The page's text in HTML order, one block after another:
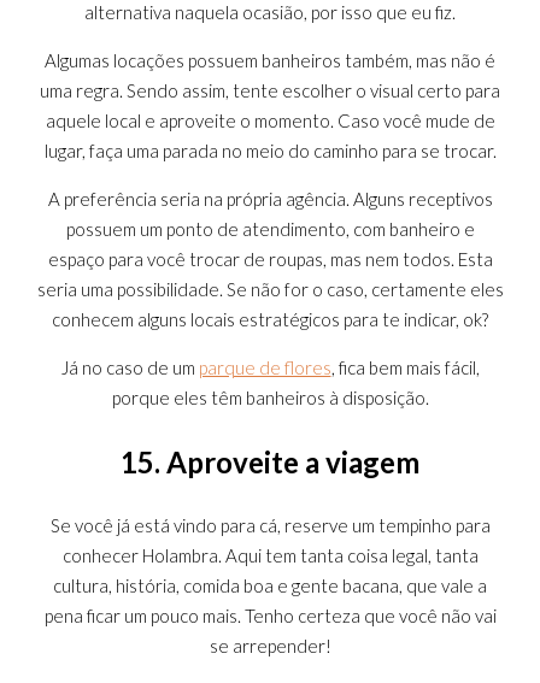
alternativa naquela ocasião, por isso que eu fiz.
Algumas locações possuem banheiros também, mas não é
uma regra. Sendo assim, tente escolher o visual certo para
aquele local e aproveite o momento. Caso você mude de
lugar, faça uma parada no meio do caminho para se trocar.
A preferência seria na própria agência. Alguns receptivos
possuem um ponto de atendimento, com banheiro e
espaço para você trocar de roupas, mas nem todos. Esta
seria uma possibilidade. Se não for o caso, certamente eles
conhecem alguns locais estratégicos para te indicar, ok?
Já no caso de um parque de flores, fica bem mais fácil,
porque eles têm banheiros à disposição.
15. Aproveite a viagem
Se você já está vindo para cá, reserve um tempinho para
conhecer Holambra. Aqui tem tanta coisa legal, tanta
cultura, história, comida boa e gente bacana, que vale a
pena ficar um pouco mais. Tenho certeza que você não vai
se arrepender!